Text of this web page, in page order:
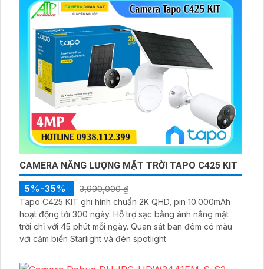
CAMERA NĂNG LƯỢNG MẶT TRỜI TAPO C425 KIT
5%-35%
3,990,000 ₫
Tapo C425 KIT ghi hình chuẩn 2K QHD, pin 10.000mAh
hoạt động tới 300 ngày. Hỗ trợ sạc bằng ánh nắng mặt
trời chỉ với 45 phút mỗi ngày. Quan sát ban đêm có màu
với cảm biến Starlight và đèn spotlight